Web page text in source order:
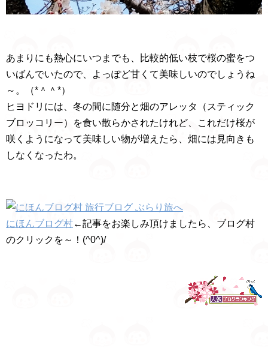
あまりにも熱心にいつまでも、比較的低い枝で桜の蜜をつ
いばんでいたので、よっぽど甘くて美味しいのでしょうね
～。（*＾＾*）
ヒヨドリには、冬の間に随分と畑のアレッタ（スティック
ブロッコリー）を食い散らかされたけれど、これだけ桜が
咲くようになって美味しい物が増えたら、畑には見向きも
しなくなったわ。
にほんブログ村←記事をお楽しみ頂けましたら、ブログ村
のクリックを～！(^0^)/